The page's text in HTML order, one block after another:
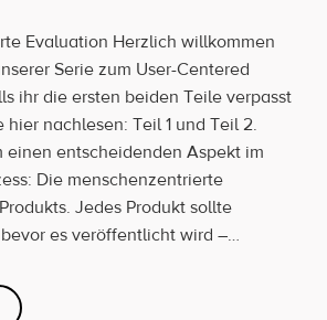
Evaluation Herzlich willkommen
Serie zum User-Centered
ihr die ersten beiden Teile verpasst
hier nachlesen: Teil 1 und Teil 2.
einen entscheidenden Aspekt im
Die menschenzentrierte
Jedes Produkt sollte
es veröffentlicht wird –…